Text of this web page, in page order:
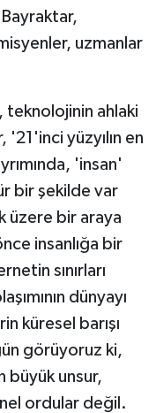
uzmanlar
teknolojinin ahlaki
'21'inci yüzyılın en
'insan'
bir şekilde var
üzere bir araya
insanlığa bir
sınırları
dünyayı
küresel barışı
görüyoruz ki,
büyük unsur,
ordular değil.